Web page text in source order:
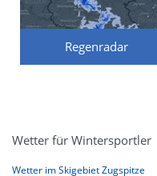
Regenradar
Wetter für Wintersportler
Wetter im Skigebiet Zugspitze